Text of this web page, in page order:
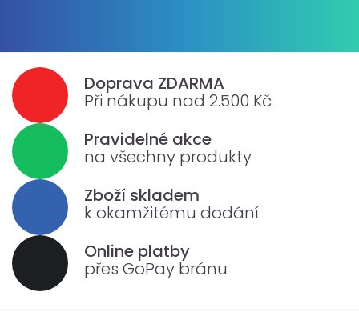
Doprava ZDARMA
Při nákupu nad 2.500 Kč
Pravidelné akce
na všechny produkty
Zboží skladem
k okamžitému dodání
Online platby
přes GoPay bránu